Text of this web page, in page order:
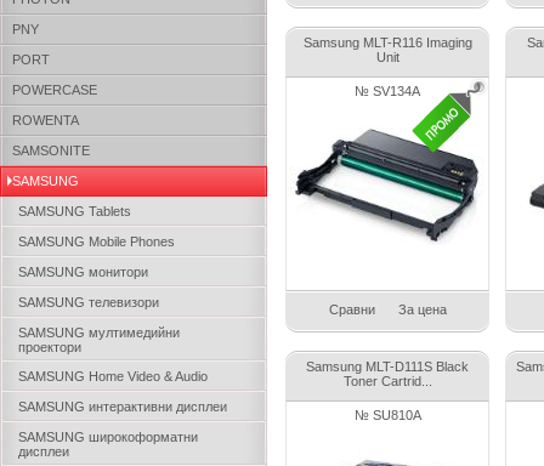
PNY
PORT
POWERCASE
ROWENTA
SAMSONITE
SAMSUNG
SAMSUNG Tablets
SAMSUNG Mobile Phones
SAMSUNG монитори
SAMSUNG телевизори
SAMSUNG мултимедийни
проектори
SAMSUNG Home Video & Audio
SAMSUNG интерактивни дисплеи
SAMSUNG широкоформатни
дисплеи
Samsung MLT-R116 Imaging
Unit
№ SV134A
Сравни За цена
Samsung MLT-D111S Black
Toner Cartrid...
№ SU810A